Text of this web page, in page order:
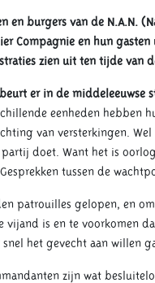
en burgers van de N.A.N.
Compagnie en hun
zien uit ten tijde van
er in de middeleeuwse
eenheden hebben
van versterkingen.
partij doet. Want het is
tussen de
patrouilles gelopen, en
vijand is en te voorkomen
het gevecht aan willen
zijn wat